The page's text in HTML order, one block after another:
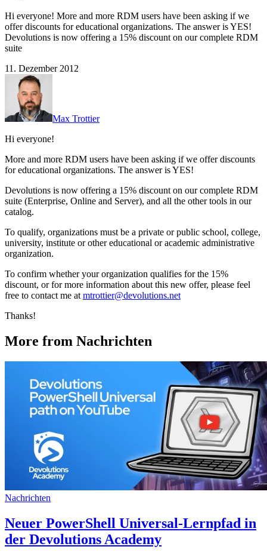
Hi everyone! More and more RDM users have been asking if we
offer discounts for educational organizations. The answer is YES!
Devolutions is now offering a 15% discount on our complete RDM
suite
11. Dezember 2012
Max Trottier
Hi everyone!
More and more RDM users have been asking if we offer discounts
for educational organizations. The answer is YES!
Devolutions is now offering a 15% discount on our complete RDM
suite (Enterprise, Online and Server), and all the other tools in our
catalog.
To qualify, organizations must be a private or public school, college,
university, institute or other educational or academic administrative
organization.
To confirm whether your organization qualifies for the 15%
discount, or for more information about this new offer, please feel
free to contact me at mtrottier@devolutions.net
Thanks!
More from Nachrichten
Nachrichten
Neuer PowerShell Universal-Lernpfad in
der Devolutions Academy